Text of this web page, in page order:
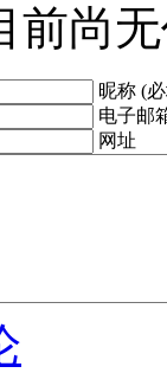
前尚
昵称 (
电子邮
网址